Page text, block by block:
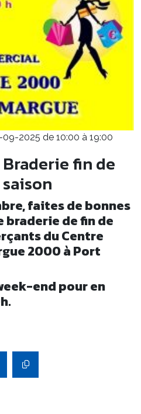
2025 de 10:00 à 19:00
Braderie fin de
saison
faites de bonnes
braderie de fin de
du Centre
2000 à Port
end pour en